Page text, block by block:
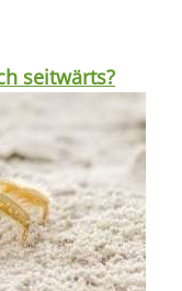
seitwärts?